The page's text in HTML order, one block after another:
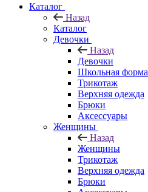
Каталог
Назад
Каталог
Девочки
Назад
Девочки
Школьная форма
Трикотаж
Верхняя одежда
Брюки
Аксессуары
Женщины
Назад
Женщины
Трикотаж
Верхняя одежда
Брюки